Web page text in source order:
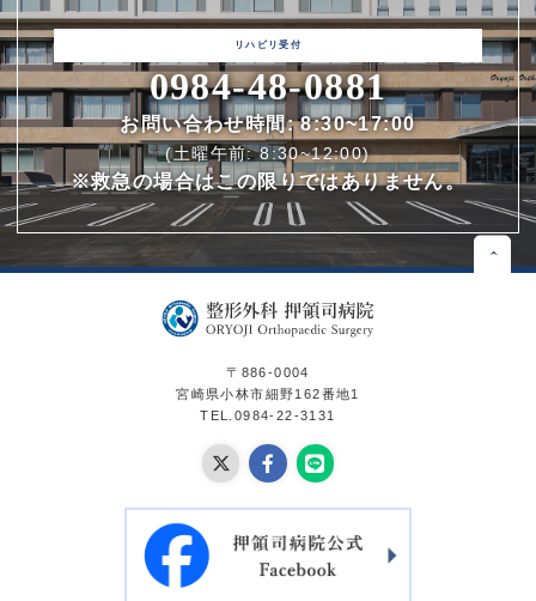
0984-48-0881
お問い合わせ時間: 8:30~17:00
(土曜午前: 8:30~12:00)
※救急の場合はこの限りではありません。
〒886-0004
宮崎県小林市細野162番地1
TEL.0984-22-3131